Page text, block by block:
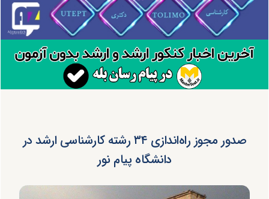
صدور مجوز راه‌اندازی ۳۴ رشته کارشناسی ارشد در
دانشگاه پیام نور